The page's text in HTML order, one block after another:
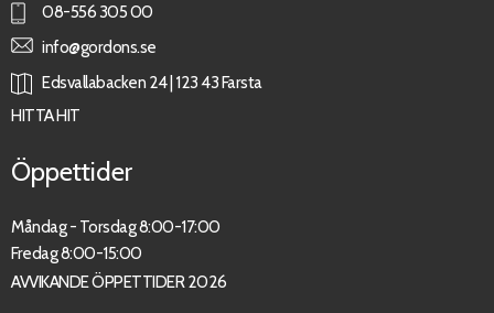
08-556 305 00
info@gordons.se
Edsvallabacken 24 | 123 43 Farsta
HITTA HIT
Öppettider
Måndag - Torsdag 8:00-17:00
Fredag 8:00-15:00
AVVIKANDE ÖPPETTIDER 2026